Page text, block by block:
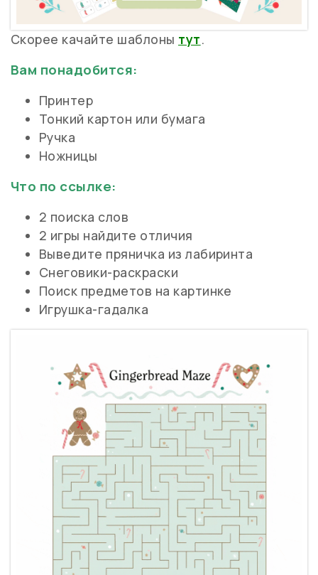
Скорее качайте шаблоны тут.
Вам понадобится:
Принтер
Тонкий картон или бумага
Ручка
Ножницы
Что по ссылке:
2 поиска слов
2 игры найдите отличия
Выведите пряничка из лабиринта
Снеговики-раскраски
Поиск предметов на картинке
Игрушка-гадалка